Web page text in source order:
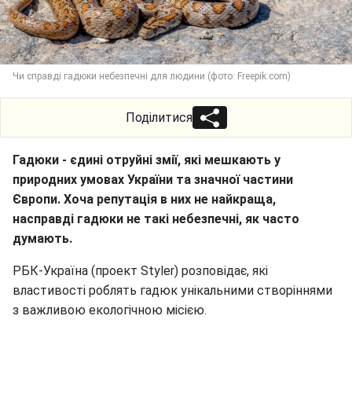
Чи справді гадюки небезпечні для людини (фото: Freepik.com)
Поділитися
Гадюки - єдині отруйні змії, які мешкають у
природних умовах України та значної частини
Європи. Хоча репутація в них не найкраща,
насправді гадюки не такі небезпечні, як часто
думають.
РБК-Україна (проект Styler) розповідає, які
властивості роблять гадюк унікальними створіннями
з важливою екологічною місією.